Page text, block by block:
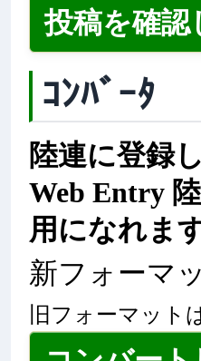
投稿を確認
ｺﾝﾊﾞｰﾀ
陸連に登録
Web Entry
用になれま
新フォーマ
旧フォーマット